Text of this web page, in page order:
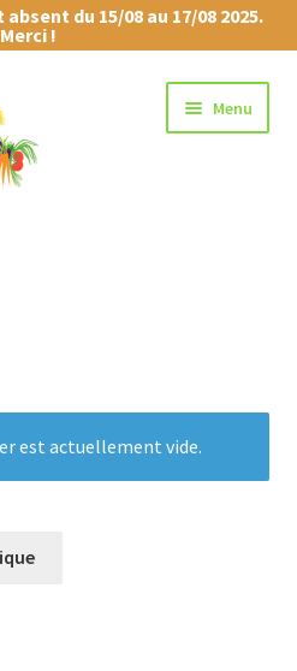
du 15/08 au 17/08 2025.
Merci !
Menu
est actuellement vide.